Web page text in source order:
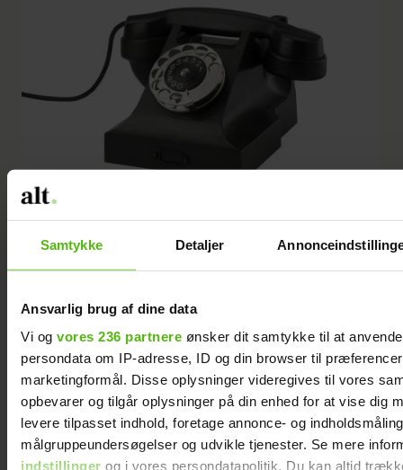
Samtykke Detaljer
Ansvarlig brug af dine data
Vi og vores 236 partnere ønsker dit samtykke til at
persondata om IP-adresse, ID og din browser til
marketingformål. Disse oplysninger videregives til vores
opbevarer og tilgår oplysninger på din enhed for at vise dig
levere tilpasset indhold, foretage annonce- og
målgruppeundersøgelser og udvikle tjenester. Se mere
indstillinger og i vores persondatapolitik. Du kan altid
POPULÆR MODEL: En klassiker blandt telefoner er denne model i
maleren Jean Heiberg. Denne model blev også populær i England og
USA. I Sverige fik den navnet "den svenske model". Foto:
Nationalmuseet. F. Larsen.